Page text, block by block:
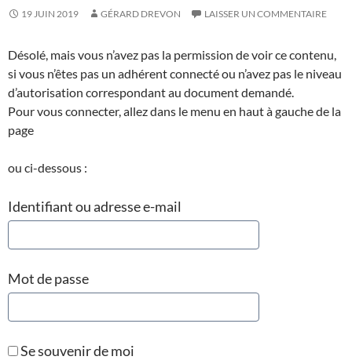
19 JUIN 2019 GÉRARD DREVON LAISSER UN COMMENTAIRE
Désolé, mais vous n’avez pas la permission de voir ce contenu,
si vous n’êtes pas un adhérent connecté ou n’avez pas le niveau
d’autorisation correspondant au document demandé.
Pour vous connecter, allez dans le menu en haut à gauche de la
page
ou ci-dessous :
Identifiant ou adresse e-mail
Mot de passe
Se souvenir de moi